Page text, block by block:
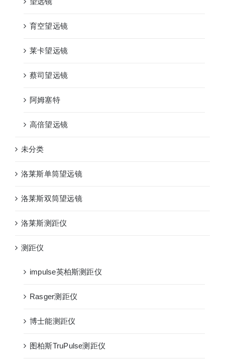
育空望远镜
莱卡望远镜
蔡司望远镜
阿姆塞特
高倍望远镜
未分类
洛莱斯单筒望远镜
洛莱斯双筒望远镜
洛莱斯测距仪
测距仪
impulse英柏斯测距仪
Rasger测距仪
博士能测距仪
图柏斯TruPulse测距仪